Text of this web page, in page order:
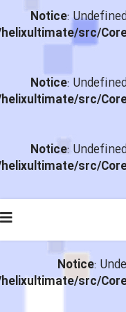
Notice:
src/
Notice:
src/
Notice:
src/
Notice:
src/